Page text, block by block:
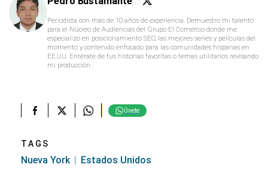
Periodista con más de 10 años de experiencia. Demuestro mi talento
para el Núcleo de Audiencias del Grupo El Comercio donde me
especializo en posicionamiento SEO, las mejores series y películas del
momento y contenido enfocado para las comunidades hispanas en
EE.UU. Entérate de tus historias favoritas o temas utilitarios revisando
mi producción.
Únete
TAGS
Nueva York Estados Unidos